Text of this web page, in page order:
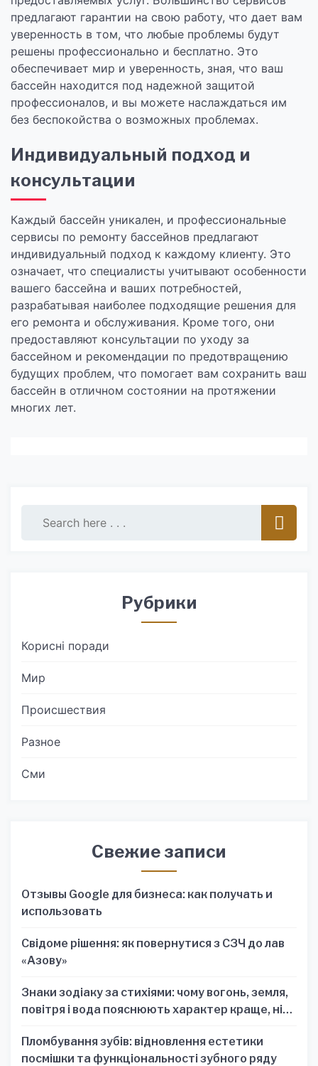
предлагают гарантии на свою работу, что дает вам
уверенность в том, что любые проблемы будут
решены профессионально и бесплатно. Это
обеспечивает мир и уверенность, зная, что ваш
бассейн находится под надежной защитой
профессионалов, и вы можете наслаждаться им
без беспокойства о возможных проблемах.
Индивидуальный подход и
консультации
Каждый бассейн уникален, и профессиональные
сервисы по ремонту бассейнов предлагают
индивидуальный подход к каждому клиенту. Это
означает, что специалисты учитывают особенности
вашего бассейна и ваших потребностей,
разрабатывая наиболее подходящие решения для
его ремонта и обслуживания. Кроме того, они
предоставляют консультации по уходу за
бассейном и рекомендации по предотвращению
будущих проблем, что помогает вам сохранить ваш
бассейн в отличном состоянии на протяжении
многих лет.
Рубрики
Корисні поради
Мир
Происшествия
Разное
Сми
Свежие записи
Отзывы Google для бизнеса: как получать и
использовать
Свідоме рішення: як повернутися з СЗЧ до лав
«Азову»
Знаки зодіаку за стихіями: чому вогонь, земля,
повітря і вода пояснюють характер краще, ніж
Пломбування зубів: відновлення естетики
посмішки та функціональності зубного ряду